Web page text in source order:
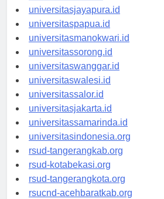
universitassofifi.id
universitasjayapura.id
universitaspapua.id
universitasmanokwari.id
universitassorong.id
universitaswanggar.id
universitaswalesi.id
universitassalor.id
universitasjakarta.id
universitassamarinda.id
universitasindonesia.org
rsud-tangerangkab.org
rsud-kotabekasi.org
rsud-tangerangkota.org